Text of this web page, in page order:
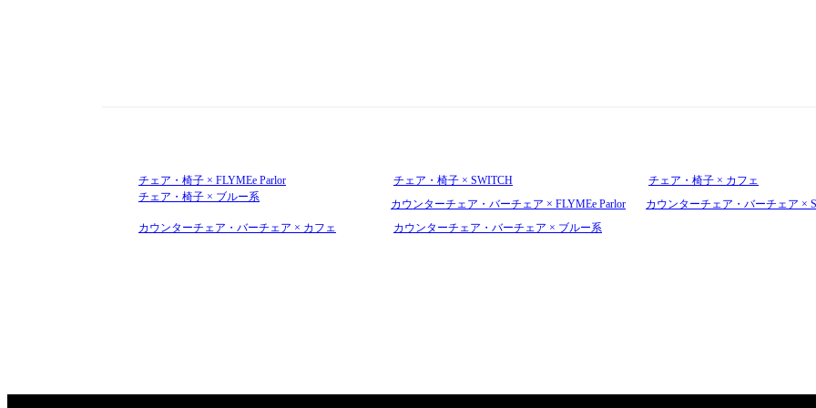
チェア・椅子 × FLYMEe Parlor チェア・椅子 × SWITCH
チェア・椅子 × カフェ
チェア・椅子 × ブルー系
カウンターチェア・バーチェア × FLYMEe Parlor
カウンターチェア・バーチェア ×
カウンターチェア・バーチェア × カフェ
カウンターチェア・バーチェア × ブルー系